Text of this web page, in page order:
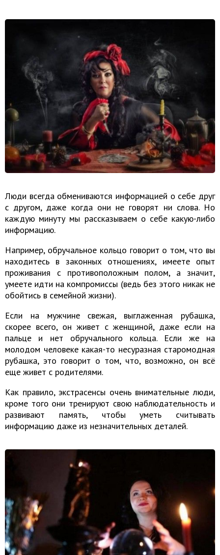
Люди всегда обмениваются информацией о себе друг
с другом, даже когда они не говорят ни слова. Но
каждую минуту мы рассказываем о себе какую-либо
информацию.
Например, обручальное кольцо говорит о том, что вы
находитесь в законных отношениях, имеете опыт
проживания с противоположным полом, а значит,
умеете идти на компромиссы (ведь без этого никак не
обойтись в семейной жизни).
Если на мужчине свежая, выглаженная рубашка,
скорее всего, он живет с женщиной, даже если на
пальце и нет обручального кольца. Если же на
молодом человеке какая-то несуразная старомодная
рубашка, это говорит о том, что, возможно, он всё
еще живет с родителями.
Как правило, экстрасенсы очень внимательные люди,
кроме того они тренируют свою наблюдательность и
развивают память, чтобы уметь считывать
информацию даже из незначительных деталей.